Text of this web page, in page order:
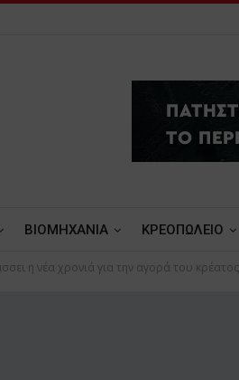
ΒΙΟΜΗΧΑΝΙΑ ΚΡΕΟΠΩΛΕΙΟ
η νέα χρονιά για την αγορά του κρέατος